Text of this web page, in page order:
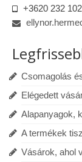
+3620 232
Csomagolás
Elégedett
Alapanyagok,
A termékek
Vásárok, ahol